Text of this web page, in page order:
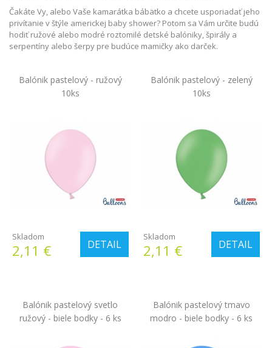
Čakáte Vy, alebo Vaše kamarátka bábätko a chcete usporiadať jeho
privítanie v štýle americkej baby shower? Potom sa Vám určite budú
hodiť ružové alebo modré roztomilé detské balóniky, špirály a
serpentíny alebo šerpy pre budúce mamičky ako darček.
Balónik pastelový - ružový
10ks
DETAIL
Skladom
2,11 €
Balónik pastelový - zelený
10ks
DETAIL
Skladom
2,11 €
Balónik pastelový svetlo
ružový - biele bodky - 6 ks
Balónik pastelový tmavo
modro - biele bodky - 6 ks